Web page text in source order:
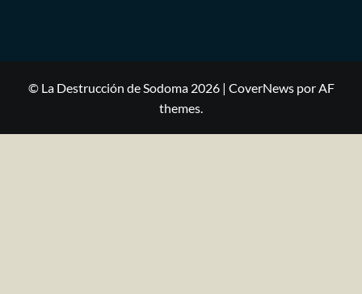
© La Destrucción de Sodoma 2026 | CoverNewspor AF
themes.